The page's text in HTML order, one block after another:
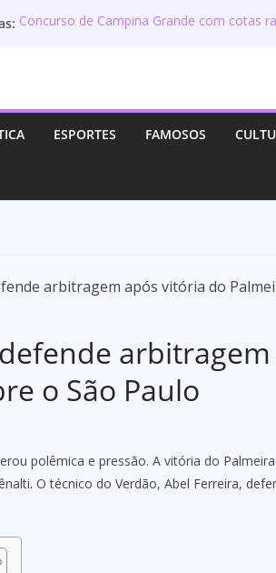
Concurso de Campina Grande com cotas
agosto: veja horários e o que muda
Imagineland 2026 em Campina Grande:
ESPORTES FAMOSOS
o São Paulo
polêmica e pressão. A vitória do
O técnico do Verdão, Abel Ferreira,